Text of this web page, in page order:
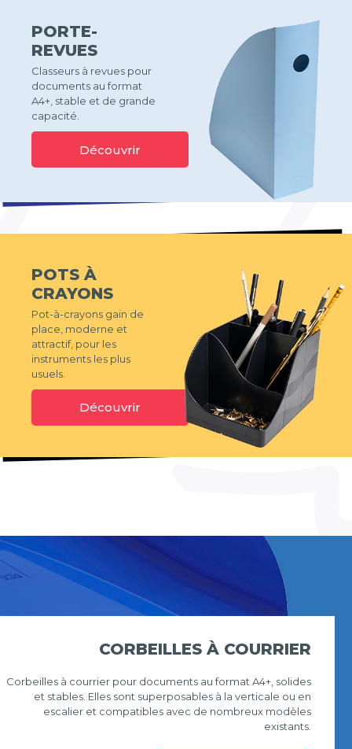
PORTE-
REVUES
Classeurs à revues pour
documents au format
A4+, stable et de grande
capacité.
Découvrir
POTS À
CRAYONS
Pot-à-crayons gain de
place, moderne et
attractif, pour les
instruments les plus
usuels.
Découvrir
CORBEILLES À COURRIER
Corbeilles à courrier pour documents au format A4+, solides
et stables. Elles sont superposables à la verticale ou en
escalier et compatibles avec de nombreux modèles
existants.